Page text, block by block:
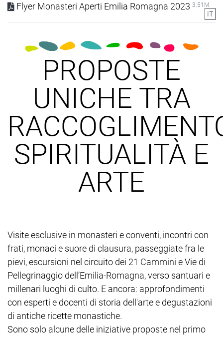
Flyer Monasteri Aperti Emilia Romagna 2023 3.51M
IT
PROPOSTE
UNICHE TRA
SPIRITUALITÀ E
ARTE
Visite esclusive in monasteri e conventi, incontri con
frati, monaci e suore di clausura, passeggiate fra le
pievi, escursioni nel circuito dei 21 Cammini e Vie di
Pellegrinaggio dell’Emilia-Romagna, verso santuari e
millenari luoghi di culto. E ancora: approfondimenti
con esperti e docenti di storia dell'arte e degustazioni
di antiche ricette monastiche.
Sono solo alcune delle iniziative proposte nel primo